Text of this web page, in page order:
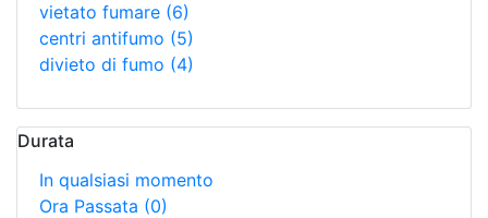
vietato fumare (6)
centri antifumo (5)
divieto di fumo (4)
Durata
In qualsiasi momento
Ora Passata (0)